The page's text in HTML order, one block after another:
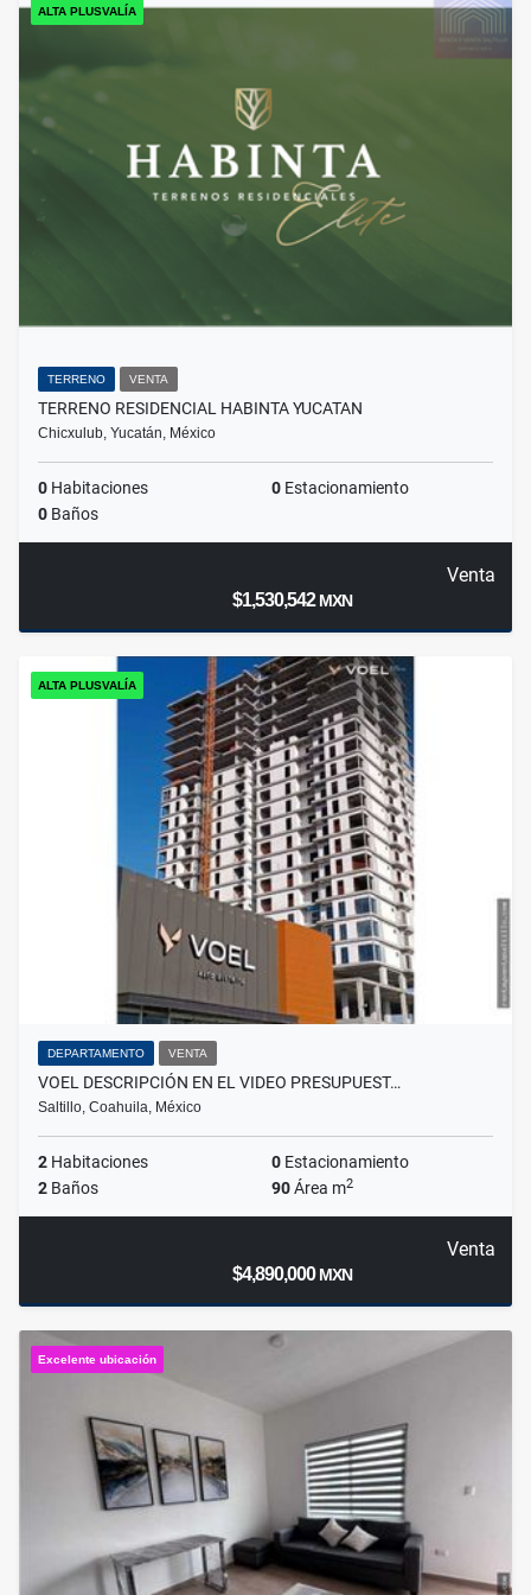
ALTA PLUSVALÍA
TERRENO VENTA
TERRENO RESIDENCIAL HABINTA YUCATAN
Chicxulub, Yucatán, México
0 Habitaciones 0 Estacionamiento
0 Baños
Venta
$1,530,542MXN
ALTA PLUSVALÍA
DEPARTAMENTO VENTA
VOEL DESCRIPCIÓN EN EL VIDEO PRESUPUEST…
Saltillo, Coahuila, México
2 Habitaciones 0 Estacionamiento
2 Baños 90Área m2
Venta
$4,890,000MXN
Excelente ubicación